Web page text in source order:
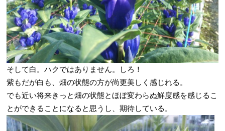
そして白。ハクではありません。しろ！
紫もだが白も、畑の状態の方が尚更美しく感じれる。
でも近い将来きっと畑の状態とほぼ変わらぬ鮮度感を感じるこ
とができることになると思うし、期待している。